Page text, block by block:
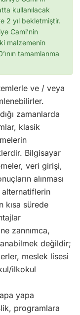
kullanılacak
2 yıl bekletmiştir.
Cami’nin
malzemenin
tamamlanma
ve / veya
zamanlarda
klasik
Bilgisayar
veri girişi,
alınması
alternatiflerin
kısa sürede
zannımca,
değildir;
meslek lisesi
ilkokul
yapa
programlara